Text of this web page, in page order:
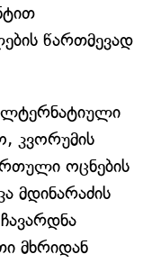
წართმევად
კვორუმის
ოცნების
მდინარაძის
მხრიდან